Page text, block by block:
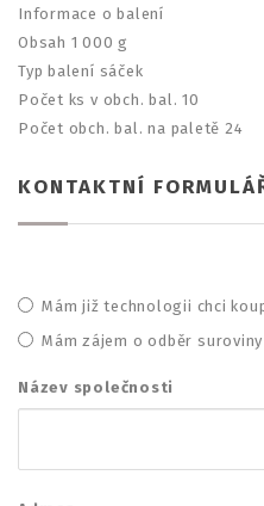
Informace o balení
Obsah 1 000 g
Typ balení sáček
Počet ks v obch. bal. 10
Počet obch. bal. na paletě 24
KONTAKTNÍ
Mám již technologii chci
Mám zájem o odběr
Název společnosti